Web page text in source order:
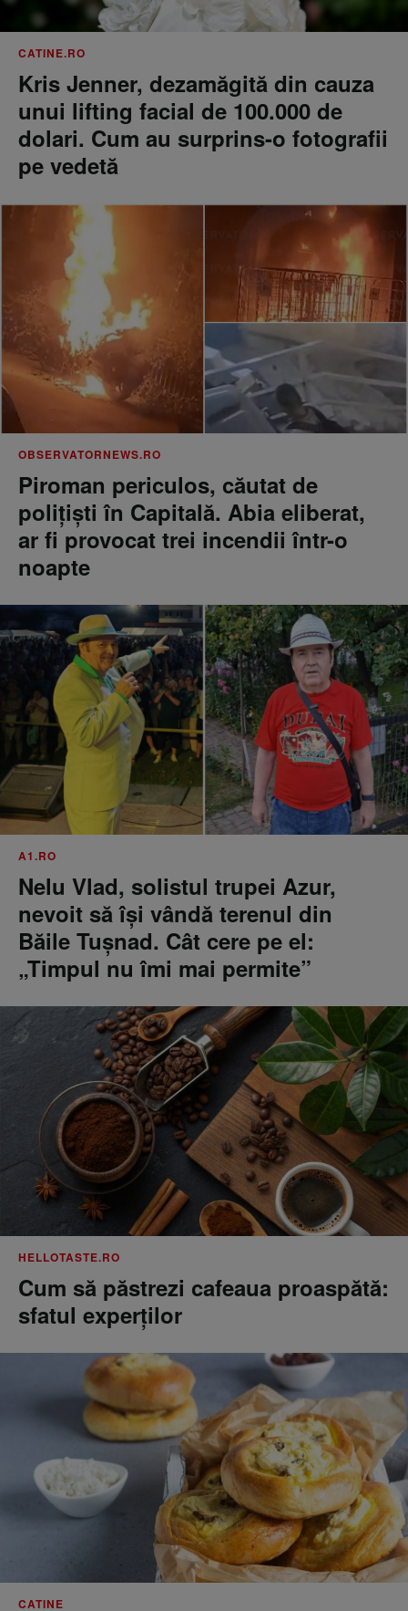
CATINE.RO
Kris Jenner, dezamăgită din cauza
unui lifting facial de 100.000 de
dolari. Cum au surprins-o fotografii
pe vedetă
OBSERVATORNEWS.RO
Piroman periculos, căutat de
poliţişti în Capitală. Abia eliberat,
ar fi provocat trei incendii într-o
noapte
A1.RO
Nelu Vlad, solistul trupei Azur,
nevoit să își vândă terenul din
Băile Tușnad. Cât cere pe el:
„Timpul nu îmi mai permite”
HELLOTASTE.RO
Cum să păstrezi cafeaua proaspătă:
sfatul experților
CATINE